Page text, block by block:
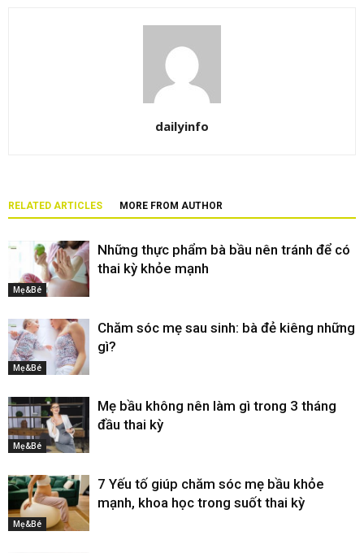
dailyinfo
RELATED ARTICLES MORE FROM AUTHOR
Mẹ&Bé
Những thực phẩm bà bầu nên tránh để có
thai kỳ khỏe mạnh
Mẹ&Bé
Chăm sóc mẹ sau sinh: bà đẻ kiêng những
gì?
Mẹ&Bé
Mẹ bầu không nên làm gì trong 3 tháng
đầu thai kỳ
Mẹ&Bé
7 Yếu tố giúp chăm sóc mẹ bầu khỏe
mạnh, khoa học trong suốt thai kỳ